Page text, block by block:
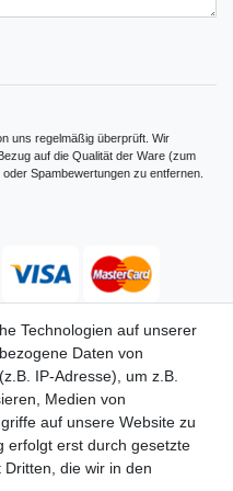
uns regelmäßig überprüft. Wir
auf die Qualität der Ware (zum
Spambewertungen zu entfernen.
Technologien auf unserer
Daten von
IP-Adresse), um z.B.
Medien von
auf unsere Website zu
erfolgt erst durch gesetzte
die wir in den